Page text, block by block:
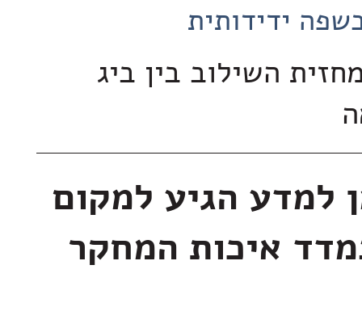
ידידותית
השילוב בין ביג
למדע הגיע למקום
איכות המחקר